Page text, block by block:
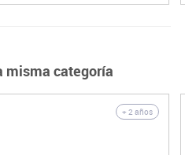
misma categoría
+ 2 años